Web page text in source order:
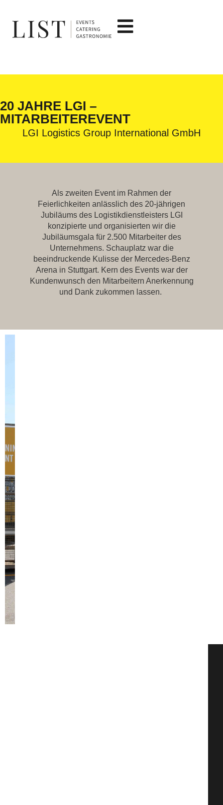
20 JAHRE LGI –
MITARBEITEREVENT
LGI Logistics Group International GmbH
Als zweiten Event im Rahmen der
Feierlichkeiten anlässlich des 20-jährigen
Jubiläums des Logistikdienstleisters LGI
konzipierte und organisierten wir die
Jubiläumsgala für 2.500 Mitarbeiter des
Unternehmens. Schauplatz war die
beeindruckende Kulisse der Mercedes-Benz
Arena in Stuttgart. Kern des Events war der
Kundenwunsch den Mitarbeitern Anerkennung
und Dank zukommen lassen.